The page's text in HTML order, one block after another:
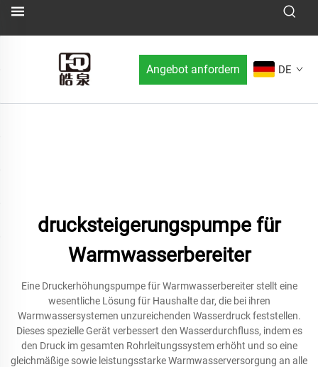
Angebot anfordern DE
drucksteigerungspumpe für
Warmwasserbereiter
Eine Druckerhöhungspumpe für Warmwasserbereiter stellt eine
wesentliche Lösung für Haushalte dar, die bei ihren
Warmwassersystemen unzureichenden Wasserdruck feststellen.
Dieses spezielle Gerät verbessert den Wasserdurchfluss, indem es
den Druck im gesamten Rohrleitungssystem erhöht und so eine
gleichmäßige sowie leistungsstarke Warmwasserversorgung an alle